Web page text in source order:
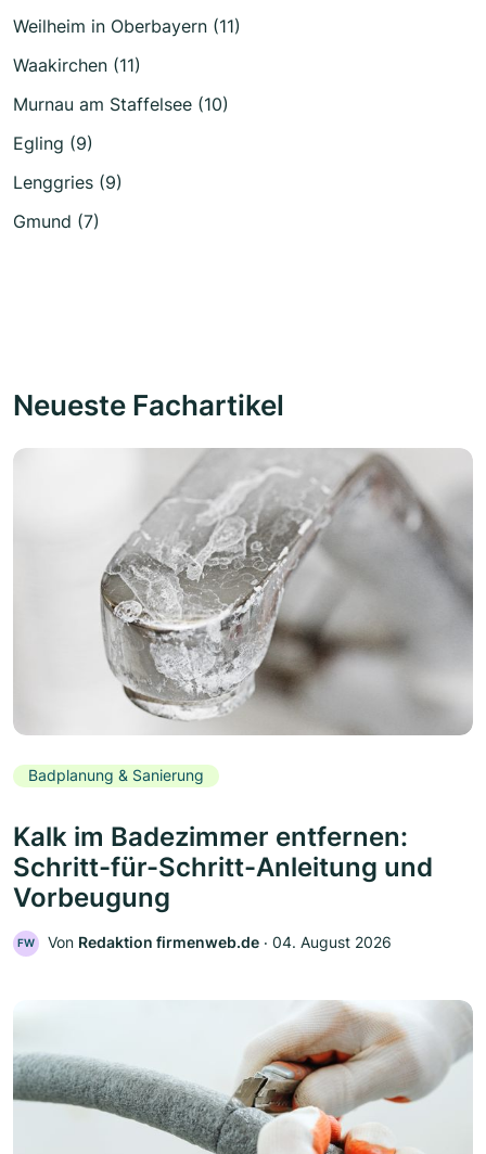
Weilheim in Oberbayern (11)
Waakirchen (11)
Murnau am Staffelsee (10)
Egling (9)
Lenggries (9)
Gmund (7)
Neueste Fachartikel
Badplanung & Sanierung
Kalk im Badezimmer entfernen:
Schritt-für-Schritt-Anleitung und
Vorbeugung
FW Von Redaktion firmenweb.de ‧ 04. August 2026